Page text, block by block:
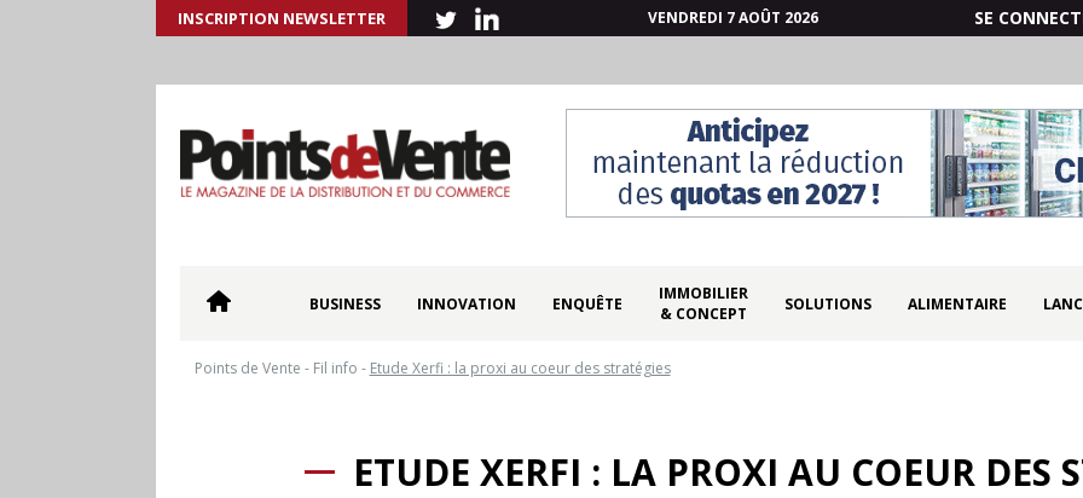
INSCRIPTION NEWSLETTER VENDREDI 7 AOÛT 2026 SE
BUSINESS INNOVATION ENQUÊTE
IMMOBILIER
& CONCEPT
SOLUTIONS ALIMENTAIRE
Points de Vente - Fil info - Etude Xerfi : la proxi au coeur des stratégies
ETUDE XERFI : LA PROXI AU COEUR DES